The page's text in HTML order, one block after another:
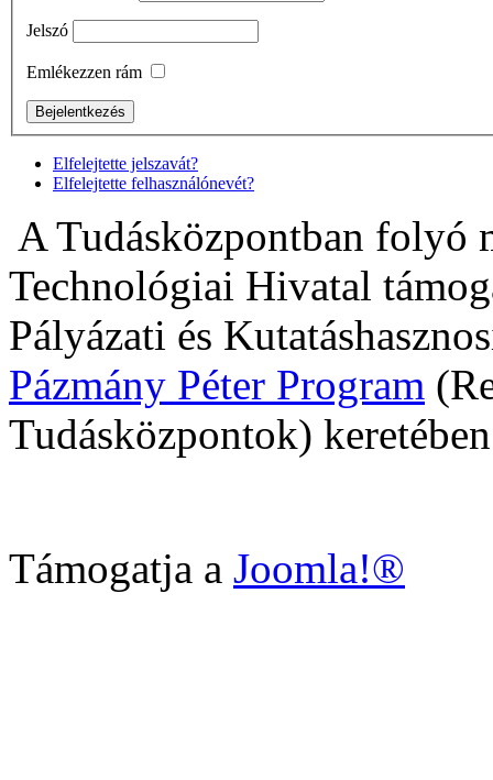
Jelszó
Emlékezzen rám
Elfelejtette jelszavát?
Elfelejtette felhasználónevét?
A Tudásközpontban folyó
Technológiai Hivatal
Pályázati és
Pázmány Péter Program
Tudásközpontok)
Támogatja a Joomla!®